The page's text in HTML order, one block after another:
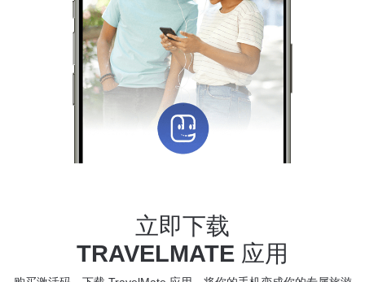
立即下载
TRAVELMATE 应用